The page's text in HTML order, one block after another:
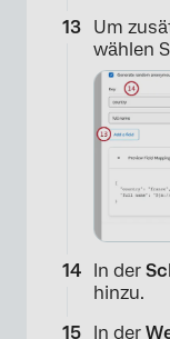
Um
wählen
In der
hinzu.
In der